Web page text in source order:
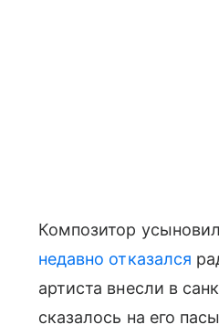
Композитор
недавно отказался
артиста внесли в
сказалось на его